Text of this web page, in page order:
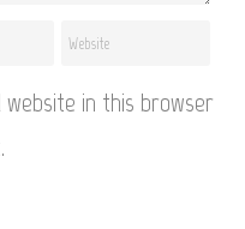
in this browser